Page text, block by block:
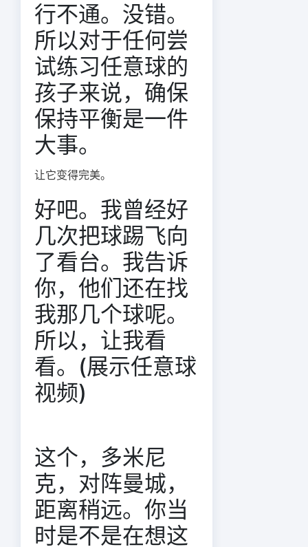
行不通。没错。
所以对于任何尝
试练习任意球的
孩子来说，确保
保持平衡是一件
大事。
让它变得完美。
好吧。我曾经好
几次把球踢飞向
了看台。我告诉
你，他们还在找
我那几个球呢。
所以，让我看
看。(展示任意球
视频)
这个，多米尼
克，对阵曼城，
距离稍远。你当
时是不是在想这